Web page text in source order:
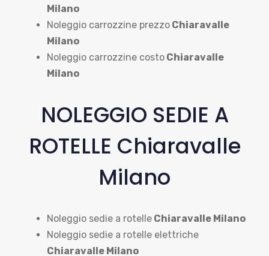
Milano
Noleggio carrozzine prezzo Chiaravalle
Milano
Noleggio carrozzine costo Chiaravalle
Milano
NOLEGGIO SEDIE A
ROTELLE Chiaravalle
Milano
Noleggio sedie a rotelle Chiaravalle Milano
Noleggio sedie a rotelle elettriche
Chiaravalle Milano